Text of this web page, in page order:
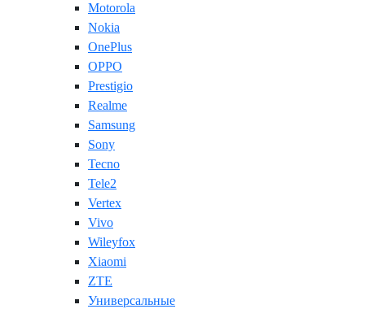
Motorola
Nokia
OnePlus
OPPO
Prestigio
Realme
Samsung
Sony
Tecno
Tele2
Vertex
Vivo
Wileyfox
Xiaomi
ZTE
Универсальные